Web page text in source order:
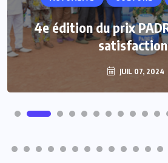
Vacances
renforcent leur
JUIL 07, 2024